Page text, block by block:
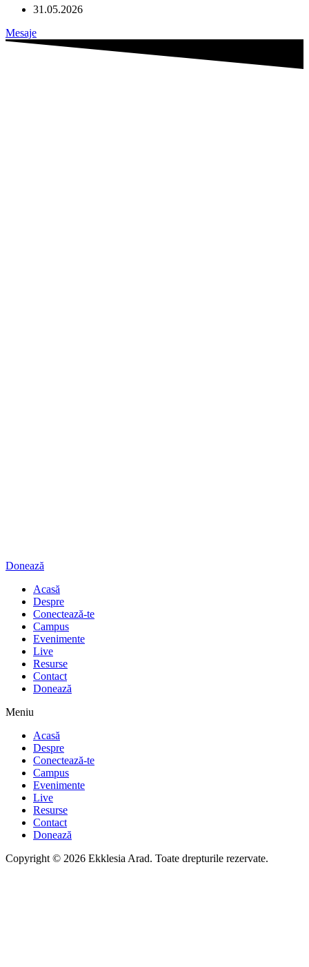
31.05.2026
Mesaje
Donează
Acasă
Despre
Conectează-te
Campus
Evenimente
Live
Resurse
Contact
Donează
Meniu
Acasă
Despre
Conectează-te
Campus
Evenimente
Live
Resurse
Contact
Donează
Copyright © 2026 Ekklesia Arad. Toate drepturile rezervate.